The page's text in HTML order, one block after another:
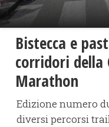
Bistecca e
corridori della
Marathon
Edizione numero
diversi percorsi